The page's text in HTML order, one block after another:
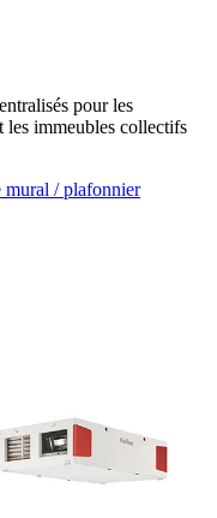
pour les
les immeubles collectifs
mural / plafonnier